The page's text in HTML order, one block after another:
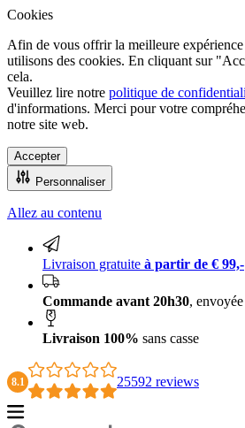
Cookies
Afin de vous offrir la meilleure
utilisons des cookies. En cliquant sur
cela.
Veuillez lire notre politique de
d'informations. Merci pour votre
notre site web.
Accepter
Personnaliser
Livraison 100% sans casse
Allez au contenu
Livraison gratuite à partir de € 99,-
Commande avant 20h30,
Livraison 100% sans casse
8.1 25592 reviews